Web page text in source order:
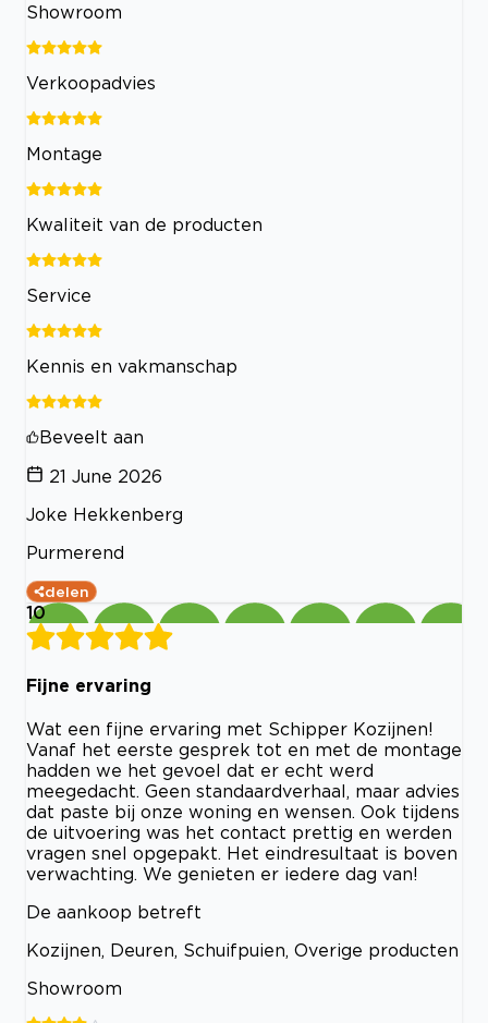
Showroom
Verkoopadvies
Montage
Kwaliteit van de producten
Service
Kennis en vakmanschap
Beveelt aan
21 June 2026
Joke Hekkenberg
Purmerend
delen
10
Fijne ervaring
Wat een fijne ervaring met Schipper Kozijnen!
Vanaf het eerste gesprek tot en met de montage
hadden we het gevoel dat er echt werd
meegedacht. Geen standaardverhaal, maar advies
dat paste bij onze woning en wensen. Ook tijdens
de uitvoering was het contact prettig en werden
vragen snel opgepakt. Het eindresultaat is boven
verwachting. We genieten er iedere dag van!
De aankoop betreft
Kozijnen, Deuren, Schuifpuien, Overige producten
Showroom